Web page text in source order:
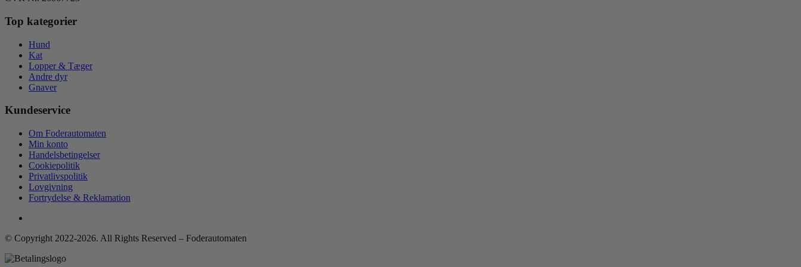
Top kategorier
Hund
Kat
Lopper & Tæger
Andre dyr
Gnaver
Kundeservice
Om Foderautomaten
Min konto
Handelsbetingelser
Cookiepolitik
Privatlivspolitik
Lovgivning
Fortrydelse & Reklamation
© Copyright 2022-2026. All Rights Reserved – Foderautomaten